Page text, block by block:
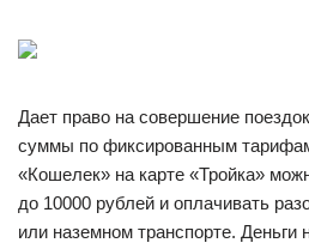
Дает право на совершение
суммы по фиксированным
«Кошелек» на карте «Тройка»
до 10000 рублей и оплачивать
или наземном транспорте. Деньги